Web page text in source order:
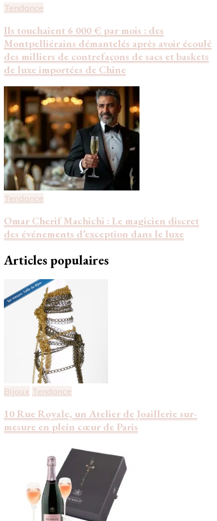
Tendance
Ils touchaient 6 000 € par mois : des
Montpelliérains démantelés après avoir écoulé
des milliers de contrefaçons de sacs et baskets
de luxe importées de Chine
Tendance
Omar Cherif Machichi : Le magicien discret
des événements d’exception dans le luxe
Articles populaires
Bijoux Tendance
10 Rue Royale, un Atelier de Joaillerie sur-
mesure en plein cœur de Paris